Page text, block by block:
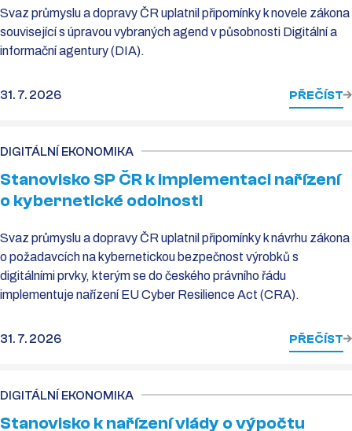
Svaz průmyslu a dopravy ČR uplatnil připomínky k novele zákona
související s úpravou vybraných agend v působnosti Digitální a
informační agentury (DIA).
31. 7. 2026 PŘEČÍST
DIGITÁLNÍ EKONOMIKA
Stanovisko SP ČR k implementaci nařízení
o kybernetické odolnosti
Svaz průmyslu a dopravy ČR uplatnil připomínky k návrhu zákona
o požadavcích na kybernetickou bezpečnost výrobků s
digitálními prvky, kterým se do českého právního řádu
implementuje nařízení EU Cyber Resilience Act (CRA).
31. 7. 2026 PŘEČÍST
DIGITÁLNÍ EKONOMIKA
Stanovisko k nařízení vlády o výpočtu